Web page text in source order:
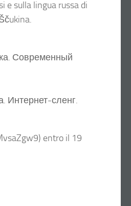
e sulla lingua russa di
Современный
Интернет-сленг.
entro il 19